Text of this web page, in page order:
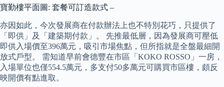
寶勤樓平面圖: 套餐可訂造款式 –
亦因如此，今次發展商在付款辦法上也不特別花巧，只提供了
「即供」及「建築期付款」。 先推最低層，因為發展商可壓低
即供入場價至396萬元，吸引市場焦點，但所指就是全盤最細開
放式戶型。 需知道早前會德豐在市區「KOKO ROSSO」一房，
入場單位也僅554.5萬元，多支付50多萬元可購買市區樓，頗反
映開價有點進取。